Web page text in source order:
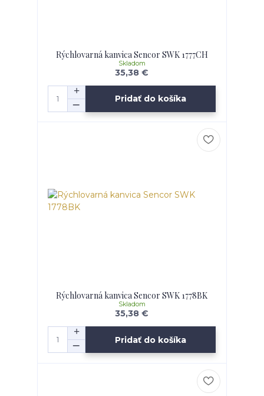
Rýchlovarná kanvica Sencor SWK 1777CH
35,38 €
Skladom
Pridať do košíka
Rýchlovarná kanvica Sencor SWK 1778BK
35,38 €
Skladom
Pridať do košíka